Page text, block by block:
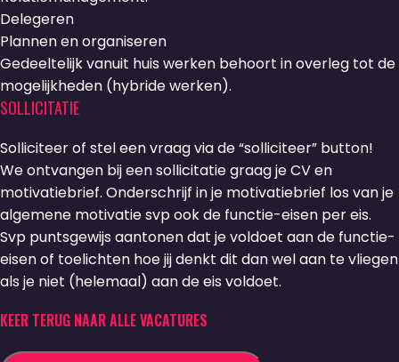
Delegeren
Plannen en organiseren
Gedeeltelijk vanuit huis werken behoort in overleg tot de
mogelijkheden (hybride werken).
SOLLICITATIE
Solliciteer of stel een vraag via de “solliciteer” button!
We ontvangen bij een sollicitatie graag je CV en
motivatiebrief. Onderschrijf in je motivatiebrief los van je
algemene motivatie svp ook de functie-eisen per eis.
Svp puntsgewijs aantonen dat je voldoet aan de functie-
eisen of toelichten hoe jij denkt dit dan wel aan te vliegen
als je niet (helemaal) aan de eis voldoet.
KEER TERUG NAAR ALLE VACATURES